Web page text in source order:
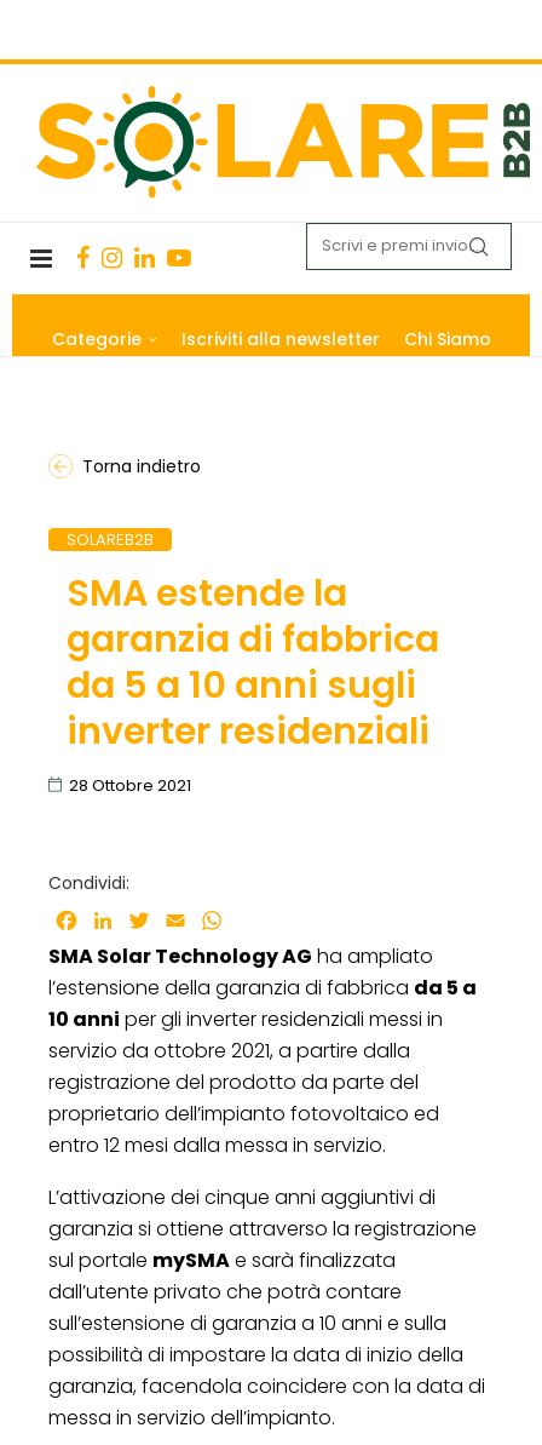
Categorie Iscriviti alla newsletter Chi Siamo
Torna indietro
SOLAREB2B
SMA estende la
garanzia di fabbrica
da 5 a 10 anni sugli
inverter residenziali
28 Ottobre 2021
Condividi:
Facebook
LinkedInTwitter
Email
SMA Solar Technology AG ha ampliato
l’estensione della garanzia di fabbrica da 5 a
10 anni per gli inverter residenziali messi in
servizio da ottobre 2021, a partire dalla
registrazione del prodotto da parte del
proprietario dell’impianto fotovoltaico ed
entro 12 mesi dalla messa in servizio.
L’attivazione dei cinque anni aggiuntivi di
garanzia si ottiene attraverso la registrazione
sul portale mySMAe sarà finalizzata
dall’utente privato che potrà contare
sull’estensione di garanzia a 10 anni e sulla
possibilità di impostare la data di inizio della
garanzia, facendola coincidere con la data di
messa in servizio dell’impianto.